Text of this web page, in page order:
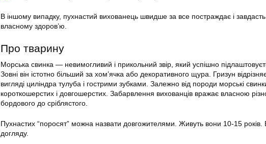
В іншому випадку, пухнастий вихованець швидше за все постраждає і
власному здоров’ю.
Про тварину
Морська свинка — невимогливий і прикольний звір, який успішно
Зовні він істотно більший за хом’ячка або декоративного щура. Гризун
вигляді циліндра тулуба і гострими зубками. Залежно від породи морські
короткошерстих і довгошерстих. Забарвлення вихованців вражає власною
бордового до сріблястого.
Пухнастих “поросят” можна назвати довгожителями. Живуть вони 10-15 років.
догляду.